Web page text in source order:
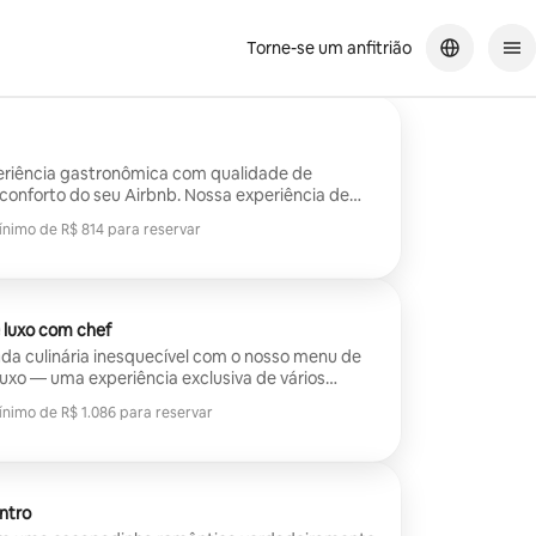
Torne-se um anfitrião
gastronômica com qualidade de
do seu Airbnb. Nossa experiência de
o luxo de um chef particular diretamente
inesquecível e intimista para qualquer
de R$ 814 para reservar
com chef
culinária inesquecível com o nosso menu de
— uma experiência exclusiva de vários
de R$ 1.086 para reservar
reservarei com ela novamente!